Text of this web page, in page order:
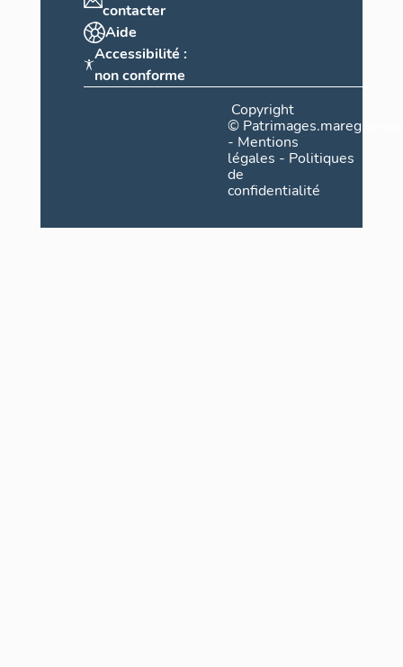
contacter
Aide
Accessibilité :
non conforme
Copyright
©
- Mentions
légales - Politiques
de
confidentialité